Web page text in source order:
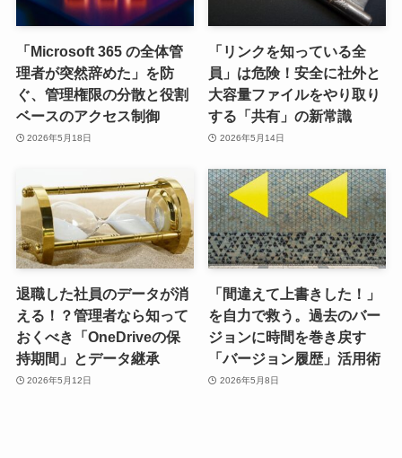
「Microsoft 365 の全体管
理者が突然辞めた」を防
ぐ、管理権限の分散と役割
ベースのアクセス制御
2026年5月18日
「リンクを知っている全
員」は危険！安全に社外と
大容量ファイルをやり取り
する「共有」の新常識
2026年5月14日
退職した社員のデータが消
える！？管理者なら知って
おくべき「OneDriveの保
持期間」とデータ継承
2026年5月12日
「間違えて上書きした！」
を自力で救う。過去のバー
ジョンに時間を巻き戻す
「バージョン履歴」活用術
2026年5月8日